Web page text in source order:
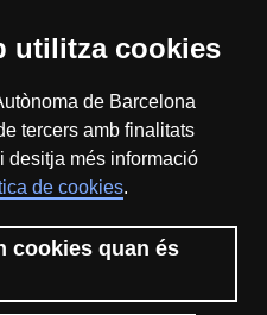
utilitza cookies
de Barcelona
tercers amb finalitats
desitja més informació
de cookies.
cookies quan és